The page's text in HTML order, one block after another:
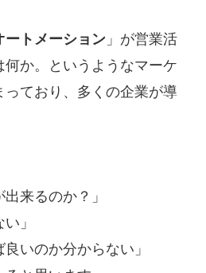
ートメーション 」が営業活
か。というようなマーケ
ており、多くの企業が導
来るのか？」
」
いのか分からない」